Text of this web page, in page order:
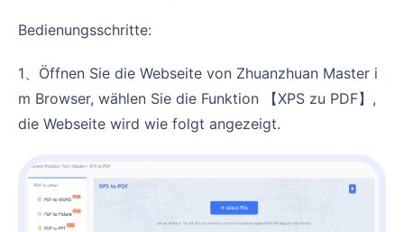
Bedienungsschritte:
1、Öffnen Sie die Webseite von Zhuanzhuan Master i
m Browser, wählen Sie die Funktion 【XPS zu PDF】,
die Webseite wird wie folgt angezeigt.